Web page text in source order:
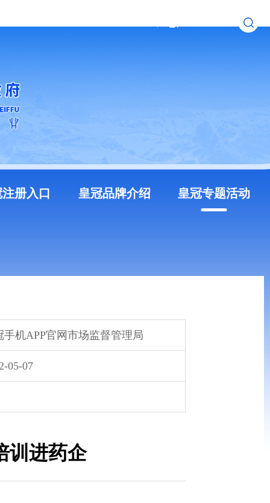
册入口 皇冠品牌介绍 皇冠专题活动
手机APP官网市场监督管理局
05-07
训进药企